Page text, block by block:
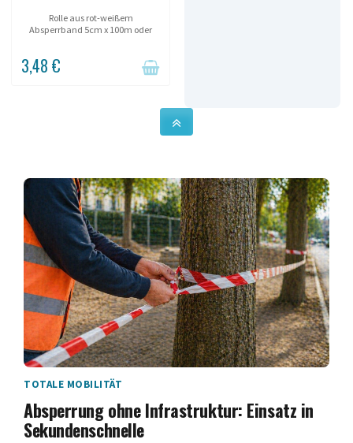
Rolle aus rot-weißem
Absperrband 5cm x 100m oder
3,48 €
TOTALE MOBILITÄT
Absperrung ohne Infrastruktur: Einsatz in
Sekundenschnelle